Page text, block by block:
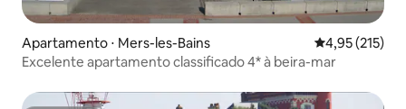
Apartamento ⋅ Mers-les-Bains 4,95 de uma
4,95 (215)
Excelente apartamento classificado 4* à beira-mar